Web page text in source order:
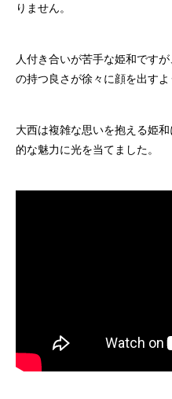
りません。
人付き合いが苦手な姫和です
の持つ良さが徐々に顔を出すよ
大西は複雑な思いを抱える姫
的な魅力に光を当てました。